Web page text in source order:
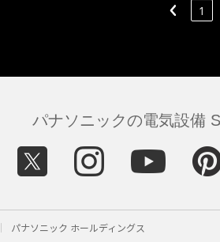
1
パナソニックの電気設備
パナソニック ホールディングス